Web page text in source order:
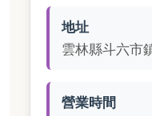
地址
雲林縣斗六市
營業時間